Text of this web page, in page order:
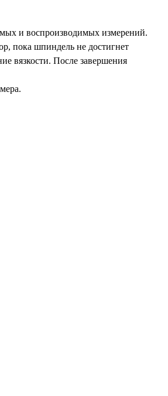
и воспроизводимых измерений.
пока шпиндель не достигнет
вязкости. После завершения